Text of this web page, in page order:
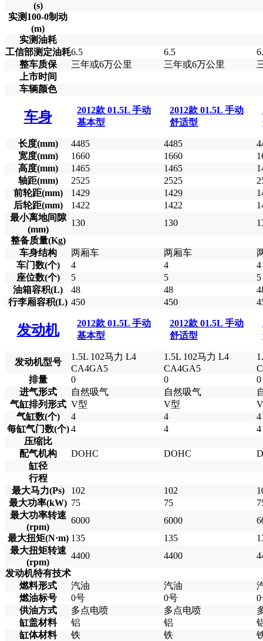
(s)
实测100-0制动
(m)
实测油耗
工信部测定油耗6.5 6.5
整车质保
三年或6万公里 三年或6万公里
上市时间
车辆颜色
车身
2012款 01.5L 手动
基本型
2012款 01.5L 手动
舒适型
长度(mm) 4485 4485
宽度(mm)
1660 1660
高度(mm)
1465 1465
轴距(mm)
2525 2525
前轮距(mm)
1429 1429
后轮距(mm)
1422 1422
最小离地间隙
(mm)
130 130
整备质量(Kg)
车身结构
两厢车 两厢车
车门数(个)
4 4
4
座位数(个)
5 5
5
油箱容积(L)
48 48
行李厢容积(L) 450 450
发动机
2012款 01.5L 手动
基本型
2012款 01.5L 手动
舒适型
发动机型号
1.5L 102马力 L4
CA4GA5
1.5L 102马力 L4
CA4GA5
排量
0 0
0
进气形式
自然吸气 自然吸气
气缸排列形式 V型 V型
气缸数(个)
4 4
4
每缸气门数(个) 4 4
4
压缩比
配气机构
DOHC DOHC
缸径
行程
最大马力(Ps)
102 102
最大功率(kW) 75 75
最大功率转速
(rpm)
6000 6000
最大扭矩(N·m) 135 135
最大扭矩转速
(rpm)
4400 4400
发动机特有技术
燃料形式
汽油 汽油
燃油标号
0号 0号
供油方式
多点电喷 多点电喷
缸盖材料
铝 铝
缸体材料
铁 铁